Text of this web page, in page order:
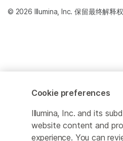
© 2026 Illumina, Inc. 保留最终解释权
Cookie preferences
Illumina, Inc. and its
website content and
experience. You can